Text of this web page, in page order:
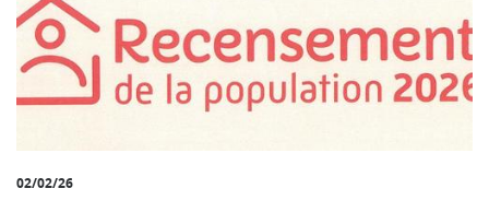
02/02/26